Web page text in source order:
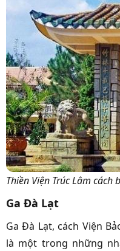
Thiền Viện Trúc Lâm
Ga Đà Lạt
Ga Đà Lạt, cách Viện
là một trong những